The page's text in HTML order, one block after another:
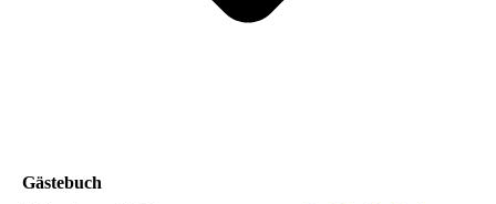
Gästebuch